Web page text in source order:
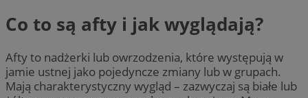
Co to są afty i jak wyglądają?
Afty to nadżerki lub owrzodzenia, które występują w
jamie ustnej jako pojedyncze zmiany lub w grupach.
Mają charakterystyczny wygląd – zazwyczaj są białe lub